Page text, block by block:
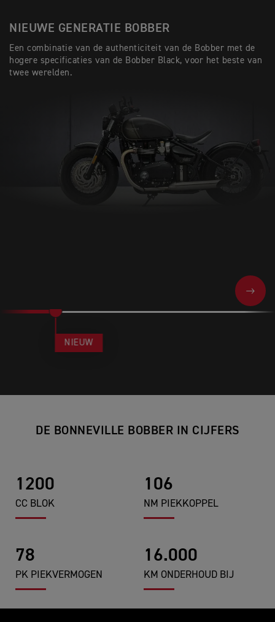
NIEUWE GENERATIE BOBBER
Een combinatie van de authenticiteit van de Bobber met de
hogere specificaties van de Bobber Black, voor het beste van
twee werelden.
NEXT
NIEUW
DE BONNEVILLE BOBBER IN CIJFERS
1200
CC BLOK
106
NM PIEKKOPPEL
78
PK PIEKVERMOGEN
16.000
KM ONDERHOUD BIJ